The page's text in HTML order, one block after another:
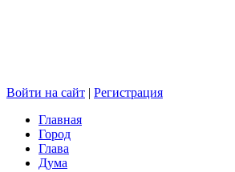
Войти на сайт | Регистрация
Главная
Город
Глава
Дума